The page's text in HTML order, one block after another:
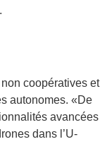
coopératives et
autonomes. «De
avancées
dans l’U-